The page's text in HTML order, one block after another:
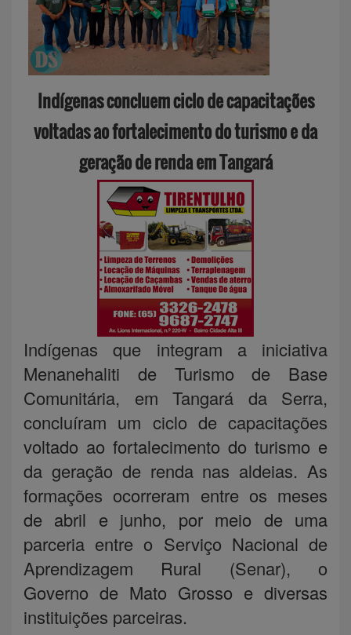
Indígenas concluem ciclo de capacitações
voltadas ao fortalecimento do turismo e da
geração de renda em Tangará
Indígenas que integram a iniciativa
Menanehaliti de Turismo de Base
Comunitária, em Tangará da Serra,
concluíram um ciclo de capacitações
voltado ao fortalecimento do turismo e
da geração de renda nas aldeias. As
formações ocorreram entre os meses
de abril e junho, por meio de uma
parceria entre o Serviço Nacional de
Aprendizagem Rural (Senar), o
Governo de Mato Grosso e diversas
instituições parceiras.